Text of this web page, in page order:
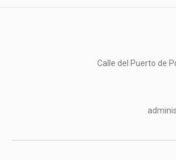
Calle del Puerto de